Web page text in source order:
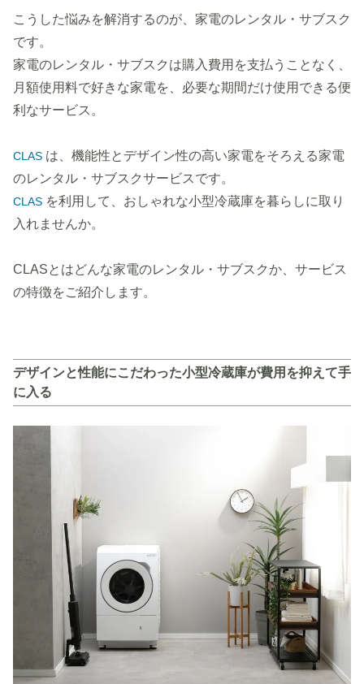
こうした悩みを解消するのが、家電のレンタル・サブスク
です。
家電のレンタル・サブスクは購入費用を支払うことなく、
月額使用料で好きな家電を、必要な期間だけ使用できる便
利なサービス。
CLAS は、機能性とデザイン性の高い家電をそろえる家電
のレンタル・サブスクサービスです。
CLAS を利用して、おしゃれな小型冷蔵庫を暮らしに取り
入れませんか。
CLASとはどんな家電のレンタル・サブスクか、サービス
の特徴をご紹介します。
デザインと性能にこだわった小型冷蔵庫が費用を抑えて手
に入る